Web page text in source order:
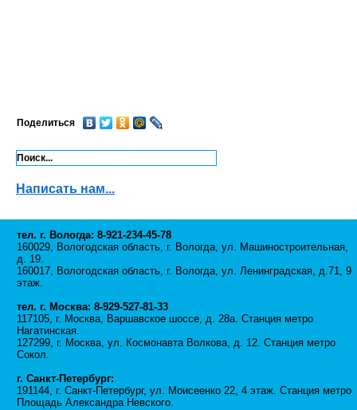
Поделиться
Написать нам...
тел. г. Вологда: 8-921-234-45-78
160029, Вологодская область, г. Вологда, ул. Машиностроительная,
д. 19.
160017, Вологодская область, г. Вологда, ул. Ленинградская, д.71, 9
этаж.
тел. г. Москва: 8-929-527-81-33
117105, г. Москва, Варшавское шоссе, д. 28а. Станция метро
Нагатинская.
127299, г. Москва, ул. Космонавта Волкова, д. 12. Станция метро
Сокол.
г. Санкт-Петербург:
191144, г. Санкт-Петербург, ул. Моисеенко 22, 4 этаж. Станция метро
Площадь Александра Невского.